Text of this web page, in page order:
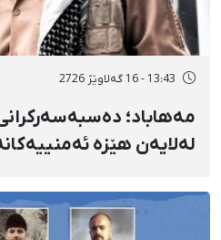
13:43 - 16 گەلاوێژ 2726
مەهاباد؛ دەسبەسەرکرانی
لەلایەن هێزە